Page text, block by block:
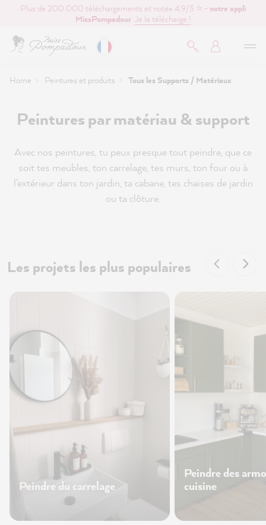
principal
Plus de 200 000 téléchargements et notée 4,9/5 ⭐ - notre appli
MissPompadour. Je la télécharge !
Home Peintures et produits Tous les Supports / Matériaux
Peintures par matériau & support
Avec nos peintures, tu peux presque tout peindre, que ce
soit tes meubles, ton carrelage, tes murs, ton four ou à
l'extérieur dans ton jardin, ta cabane, tes chaises de jardin
ou ta clôture.
Les projets les plus populaires
Peindre du carrelage
Peindre des
cuisine